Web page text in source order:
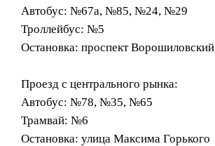
Автобус: №67а, №85, №24, №29
Троллейбус: №5
Остановка: проспект Ворошиловский
Проезд с центрального рынка:
Автобус: №78, №35, №65
Трамвай: №6
Остановка: улица Максима Горького